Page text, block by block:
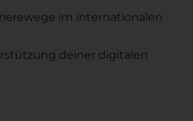
im internationalen
deiner digitalen